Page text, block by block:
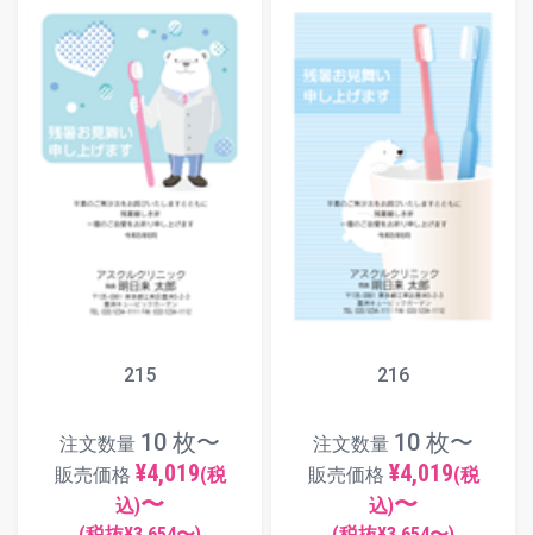
215
注文数量 10 枚〜
販売価格 ¥4,019(税
込)〜
216
注文数量 10 枚〜
販売価格 ¥4,019(税
込)〜